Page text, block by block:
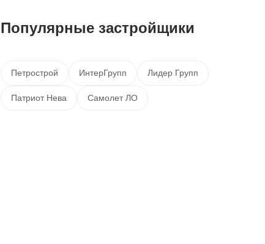
Популярные застройщики
Петрострой ИнтерГрупп Лидер Групп
Патриот Нева Самолет ЛО